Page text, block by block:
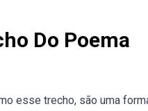
Do Poema
esse trecho, são uma